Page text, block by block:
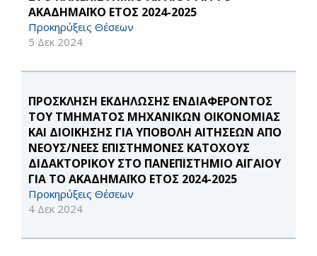
ΑΚΑΔΗΜΑΪΚΟ ΕΤΟΣ 2024-2025
Προκηρύξεις Θέσεων
5 Δεκ 2024
ΠΡΟΣΚΛΗΣΗ ΕΚΔΗΛΩΣΗΣ ΕΝΔΙΑΦΕΡΟΝΤΟΣ
ΤΟΥ ΤΜΗΜΑΤΟΣ ΜΗΧΑΝΙΚΩΝ ΟΙΚΟΝΟΜΙΑΣ
ΚΑΙ ΔΙΟΙΚΗΣΗΣ ΓΙΑ ΥΠΟΒΟΛΗ ΑΙΤΗΣΕΩΝ ΑΠΟ
ΝΕΟΥΣ/ΝΕΕΣ ΕΠΙΣΤΗΜΟΝΕΣ ΚΑΤΟΧΟΥΣ
ΔΙΔΑΚΤΟΡΙΚΟΥ ΣΤΟ ΠΑΝΕΠΙΣΤΗΜΙΟ ΑΙΓΑΙΟΥ
ΓΙΑ ΤΟ ΑΚΑΔΗΜΑΪΚΟ ΕΤΟΣ 2024-2025
Προκηρύξεις Θέσεων
4 Δεκ 2024